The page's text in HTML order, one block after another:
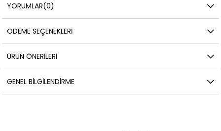
YORUMLAR(0)
ÖDEME SEÇENEKLERI
ÜRÜN ÖNERILERI
GENEL BILGILENDIRME